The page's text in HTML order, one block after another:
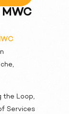
the Loop,
Services